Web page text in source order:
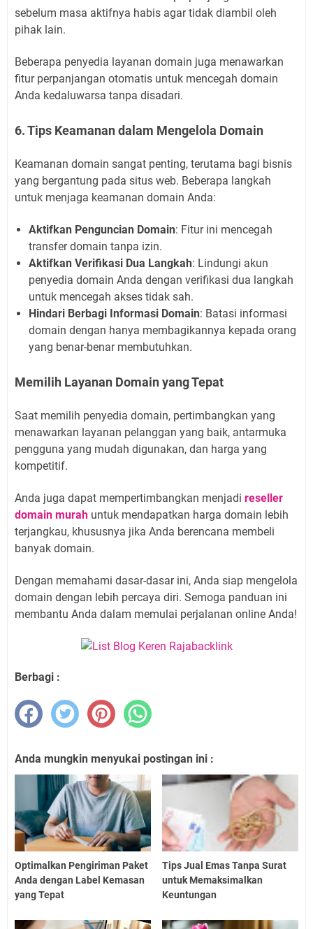
sebelum masa aktifnya habis agar tidak diambil oleh
pihak lain.
Beberapa penyedia layanan domain juga menawarkan
fitur perpanjangan otomatis untuk mencegah domain
Anda kedaluwarsa tanpa disadari.
6. Tips Keamanan dalam Mengelola Domain
Keamanan domain sangat penting, terutama bagi bisnis
yang bergantung pada situs web. Beberapa langkah
untuk menjaga keamanan domain Anda:
Aktifkan Penguncian Domain: Fitur ini mencegah
transfer domain tanpa izin.
Aktifkan Verifikasi Dua Langkah: Lindungi akun
penyedia domain Anda dengan verifikasi dua langkah
untuk mencegah akses tidak sah.
Hindari Berbagi Informasi Domain: Batasi informasi
domain dengan hanya membagikannya kepada orang
yang benar-benar membutuhkan.
Memilih Layanan Domain yang Tepat
Saat memilih penyedia domain, pertimbangkan yang
menawarkan layanan pelanggan yang baik, antarmuka
pengguna yang mudah digunakan, dan harga yang
kompetitif.
Anda juga dapat mempertimbangkan menjadi reseller
domain murah untuk mendapatkan harga domain lebih
terjangkau, khususnya jika Anda berencana membeli
banyak domain.
Dengan memahami dasar-dasar ini, Anda siap mengelola
domain dengan lebih percaya diri. Semoga panduan ini
membantu Anda dalam memulai perjalanan online Anda!
Berbagi :
Anda mungkin menyukai postingan ini :
Optimalkan Pengiriman Paket
Anda dengan Label Kemasan
yang Tepat
Tips Jual Emas Tanpa Surat
untuk Memaksimalkan
Keuntungan